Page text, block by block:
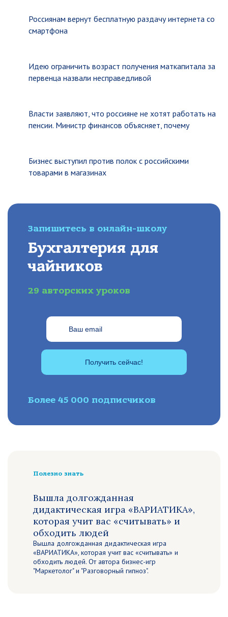
Россиянам вернут бесплатную раздачу интернета со
смартфона
Идею ограничить возраст получения маткапитала за
первенца назвали несправедливой
Власти заявляют, что россияне не хотят работать на
пенсии. Министр финансов объясняет, почему
Бизнес выступил против полок с российскими
товарами в магазинах
Запишитесь в онлайн-школу
Бухгалтерия для
чайников
29 авторских уроков
Получить сейчас!
Более 45 000 подписчиков
Полезно знать
Вышла долгожданная
дидактическая игра «ВАРИАТИКА»,
которая учит вас «считывать» и
обходить людей
Вышла долгожданная дидактическая игра
«ВАРИАТИКА», которая учит вас «считывать» и
обходить людей. От автора бизнес-игр
"Маркетолог" и "Разговорный гипноз".